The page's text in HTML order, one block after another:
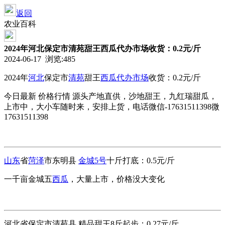
返回
农业百科
2024年河北保定市清苑甜王西瓜代办市场收货：0.2元/斤
2024-06-17 浏览:485
2024年河北保定市清苑甜王西瓜代办市场收货：0.2元/斤
今日最新 价格行情 源头产地直供，沙地甜王，九红瑞甜瓜，
上市中，大小车随时来，安排上货，电话微信-17631511398微
17631511398
山东省菏泽市东明县 金城5号十斤打底：0.5元/斤
一千亩金城五西瓜 ，大量上市，价格没大变化